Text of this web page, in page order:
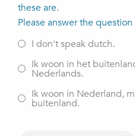
these are.
Please answer the
I don't speak dutch.
Ik woon in het
Nederlands.
Ik woon in Nederland,
buitenland.